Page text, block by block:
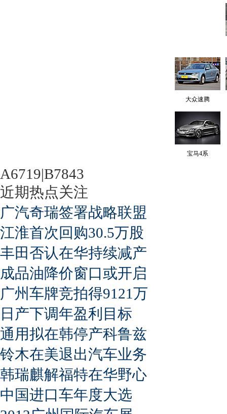
大众速腾
宝马4系
A6719|B7843
近期热点关注
广汽奇瑞签署战略联盟
江淮首次回购30.5万股
丰田否认在华持续减产
成品油降价窗口或开启
广州车牌竞拍得9121万
日产下调年盈利目标
通用拟在韩停产科鲁兹
铃木在美退出汽车业务
韩瑞麒解福特在华野心
中国进口车年度大选